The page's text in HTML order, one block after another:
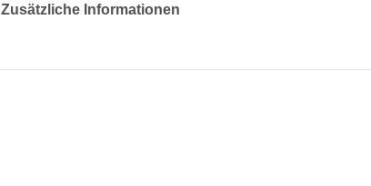
Zusätzliche Informationen